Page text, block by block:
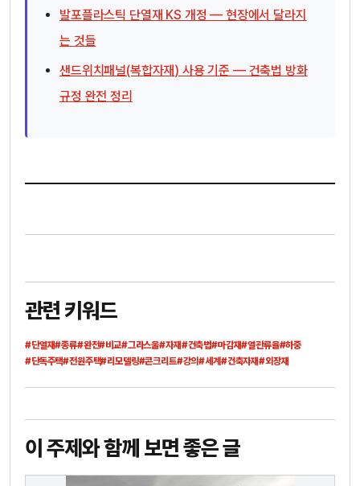
발포플라스틱 단열재 KS 개정 — 현장에서 달라지
는 것들
샌드위치패널(복합자재) 사용 기준 — 건축법 방화
규정 완전 정리
관련 키워드
#단열재#종류#완전#비교#그라스울#자재#건축법#마감재#열관류율#하중
#단독주택#전원주택#리모델링#콘크리트#강의#세계 #건축자재#외장재
이 주제와 함께 보면 좋은 글